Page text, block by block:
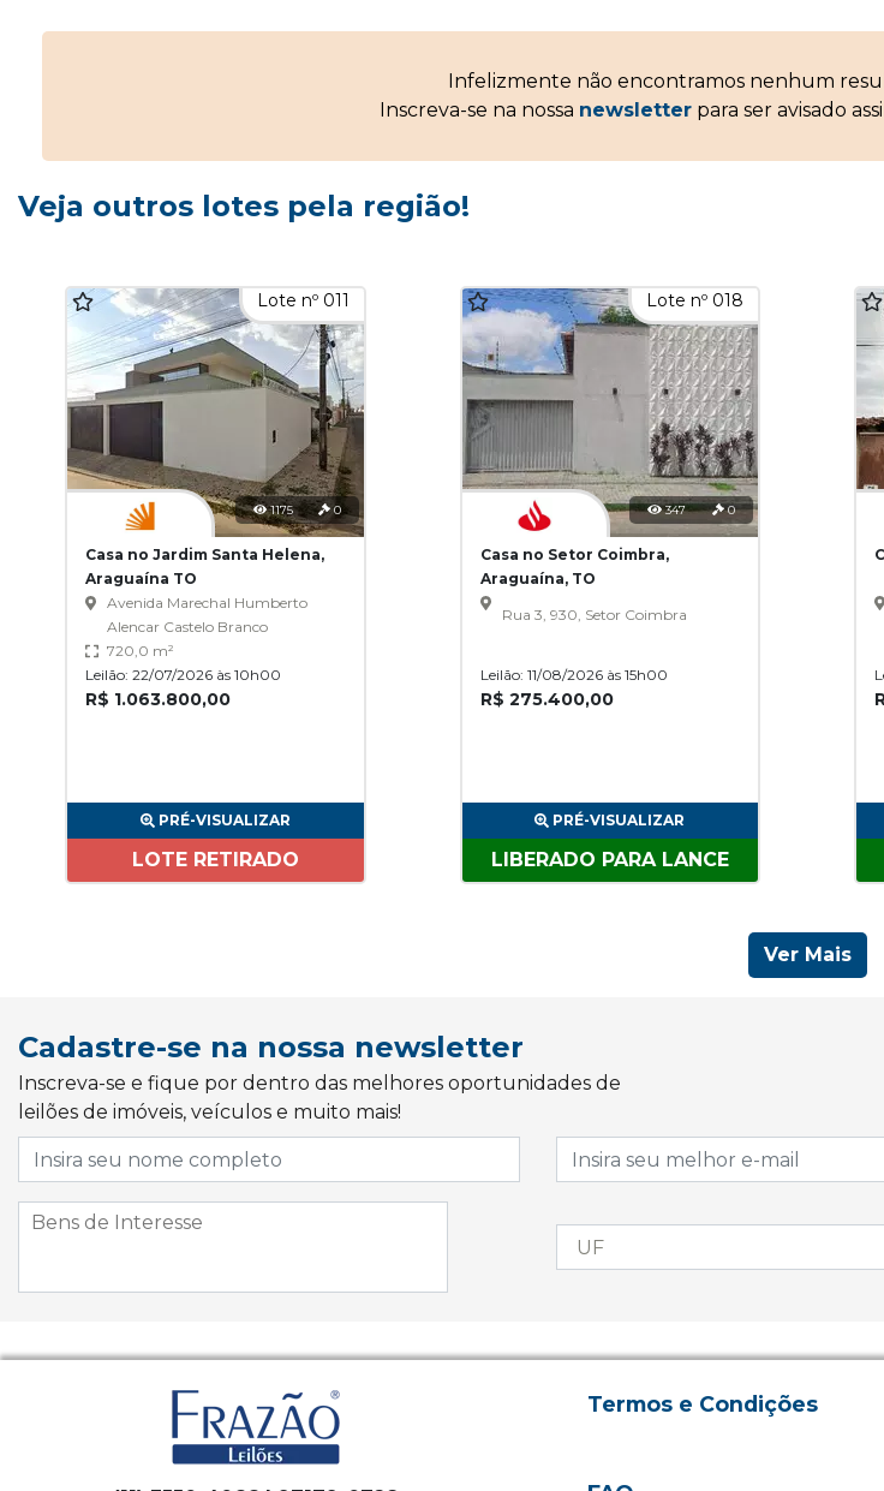
Infelizmente não encontramos nenhum
Inscreva-se na nossa newsletterpara ser avisado
Veja outros lotes pela região!
Lote nº 011
1175 0
Casa no Jardim Santa Helena,
Araguaína TO
Avenida Marechal Humberto
Alencar Castelo Branco
720,0 m²
Leilão: 22/07/2026 às 10h00
R$ 1.063.800,00
PRÉ-VISUALIZAR
LOTE RETIRADO
Lote nº 018
347 0
Casa no Setor Coimbra,
Araguaína, TO
Rua 3, 930, Setor Coimbra
Leilão: 11/08/2026 às 15h00
R$ 275.400,00
PRÉ-VISUALIZAR
LIBERADO PARA LANCE
Ver Mais
Cadastre-se na nossa newsletter
Inscreva-se e fique por dentro das melhores oportunidades de
leilões de imóveis, veículos e muito mais!
Termos e Condições